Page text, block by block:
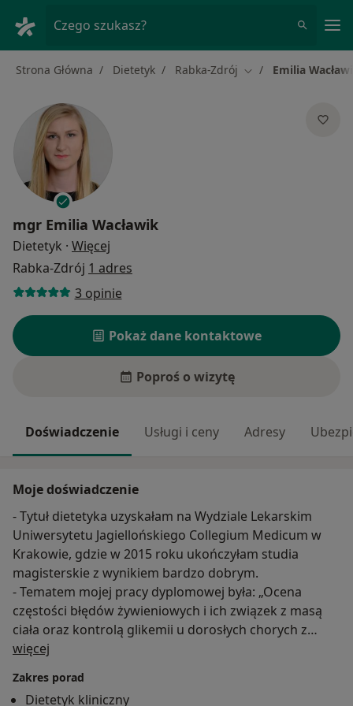
Czego szukasz?
Strona Główna Dietetyk Rabka-Zdrój Zmień miasto
Emilia
mgr Emilia Wacławik
Dietetyk · Więcej
Rabka-Zdrój 1 adres
3 opinie
Pokaż dane kontaktowe
Poproś o wizytę
Doświadczenie Usługi i ceny Adresy
Moje doświadczenie
- Tytuł dietetyka uzyskałam na Wydziale Lekarskim
Uniwersytetu Jagiellońskiego Collegium Medicum w
Krakowie, gdzie w 2015 roku ukończyłam studia
magisterskie z wynikiem bardzo dobrym.
- Tematem mojej pracy dyplomowej była: „Ocena
częstości błędów żywieniowych i ich związek z masą
ciała oraz kontrolą glikemii u dorosłych chorych z
cukrzycą typu 1 leczonych za pomocą osobistej pompy
- Od grudnia 2015 roku prowadzę własną poradnię -
więcej
Zakres porad
Dietetyk kliniczny